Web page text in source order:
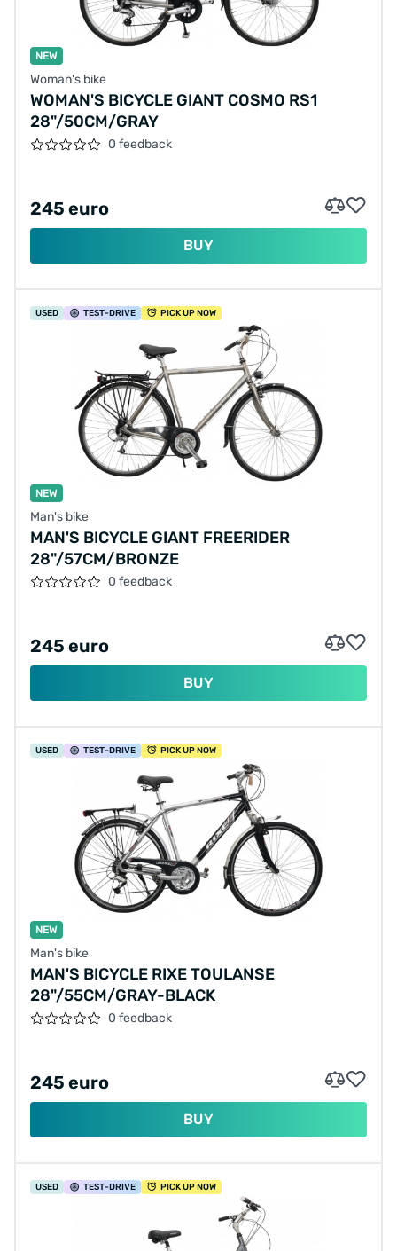
NEW
Woman's bike
WOMAN'S BICYCLE GIANT COSMO RS1
28"/50CM/GRAY
0 feedback
245 euro
BUY
USED TEST-DRIVE PICK UP NOW
NEW
Man's bike
MAN'S BICYCLE GIANT FREERIDER
28"/57CM/BRONZE
0 feedback
245 euro
BUY
USED TEST-DRIVE PICK UP NOW
NEW
Man's bike
MAN'S BICYCLE RIXE TOULANSE
28"/55CM/GRAY-BLACK
0 feedback
245 euro
BUY
USED TEST-DRIVE PICK UP NOW